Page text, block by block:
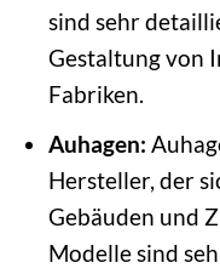
sind sehr
Gestaltung von
Fabriken.
Auhagen:
Hersteller, der
Gebäuden und
Modelle sind